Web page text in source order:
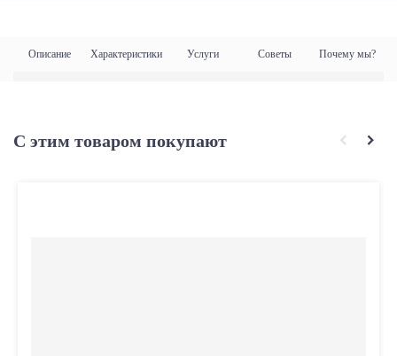
Описание Характеристики Услуги Советы Почему мы?
С этим товаром покупают